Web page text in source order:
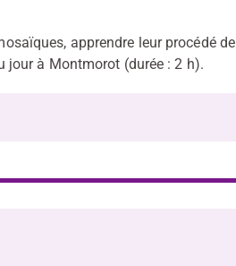
apprendre leur procédé de
jour à Montmorot (durée : 2 h).